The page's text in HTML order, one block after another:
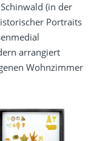
(in der
Portraits
arrangiert
Wohnzimmer